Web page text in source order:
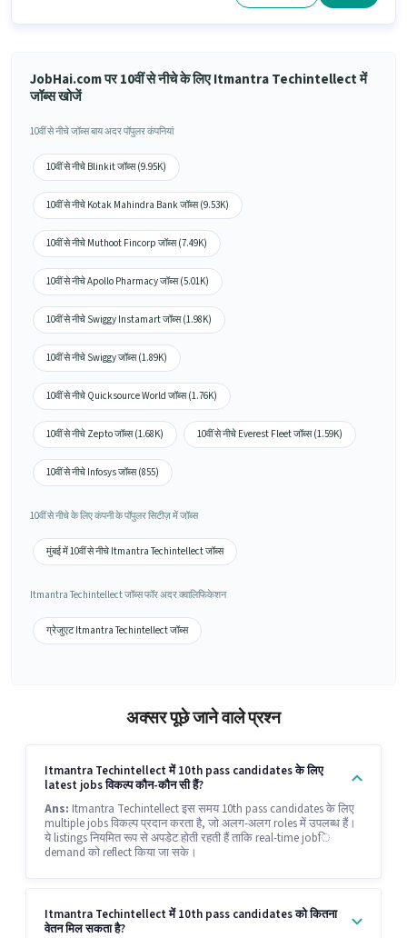
JobHai.com पर 10वीं से नीचे के लिए Itmantra Techintellect में
जॉब्स खोजें
10वीं से नीचे जॉब्स बाय अदर पॉपुलर कंपनियां
10वीं से नीचे Blinkit जॉब्स (9.95K)
10वीं से नीचे Kotak Mahindra Bank जॉब्स (9.53K)
10वीं से नीचे Muthoot Fincorp जॉब्स (7.49K)
10वीं से नीचे Apollo Pharmacy जॉब्स (5.01K)
10वीं से नीचे Swiggy Instamart जॉब्स (1.98K)
10वीं से नीचे Swiggy जॉब्स (1.89K)
10वीं से नीचे Quicksource World जॉब्स (1.76K)
10वीं से नीचे Zepto जॉब्स (1.68K) 10वीं से नीचे Everest Fleet जॉब्स (1.59K)
10वीं से नीचे Infosys जॉब्स (855)
10वीं से नीचे के लिए कंपनी के पॉपुलर सिटीज़ में जॉब्स
मुंबई में 10वीं से नीचे Itmantra Techintellect जॉब्स
Itmantra Techintellect जॉब्स फॉर अदर क्वालिफिकेशन
ग्रेजुएट Itmantra Techintellect जॉब्स
अक्सर पूछे जाने वाले प्रश्न
Itmantra Techintellect में 10th pass candidates के लिए
latest jobs विकल्प कौन-कौन सी हैं?
Ans: Itmantra Techintellect इस समय 10th pass candidates के लिए
multiple jobs विकल्प प्रदान करता है, जो अलग-अलग roles में उपलब्ध हैं।
ये listings नियमित रूप से अपडेट होती रहती हैं ताकि real-time jobि
demand को reflect किया जा सके।
Itmantra Techintellect में 10th pass candidates को कितना
वेतन मिल सकता है?